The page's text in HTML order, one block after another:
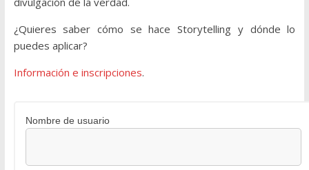
¿Quieres saber cómo se hace Storytelling y dónde lo
puedes aplicar?
Información e inscripciones.
Nombre de usuario